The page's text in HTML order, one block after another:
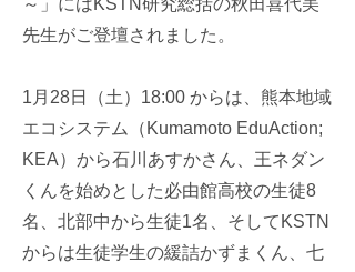
～」にはKSTN研究総括の秋田喜代美
先生がご登壇されました。
1月28日（土）18:00 からは、熊本地域
エコシステム（Kumamoto EduAction;
KEA）から石川あすかさん、王ネダン
くんを始めとした必由館高校の生徒8
名、北部中から生徒1名、そしてKSTN
からは生徒学生の緩詰かずまくん、七